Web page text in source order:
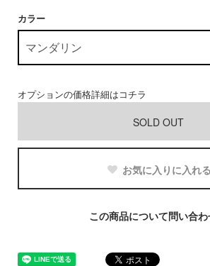
カラー
オプションの価格詳細はコチラ
SOLD OUT
お気に入りに入れる
この商品について問い合わ